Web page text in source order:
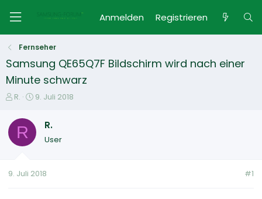
Anmelden Registrieren
Fernseher
Samsung QE65Q7F Bildschirm wird nach einer
Minute schwarz
E
s
e
e
R.
E
t
t
9. Juli 2018
R R.
User
9. Juli 2018 #1